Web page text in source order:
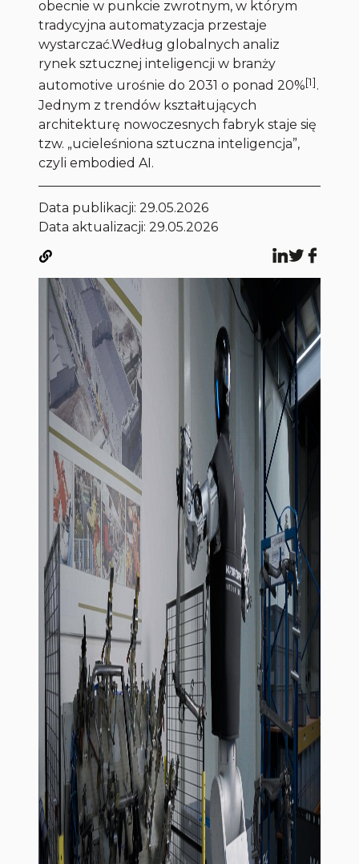
obecnie w punkcie zwrotnym, w którym
tradycyjna automatyzacja przestaje
wystarczać.Według globalnych analiz
rynek sztucznej inteligencji w branży
automotive urośnie do 2031 o ponad 20%[1].
Jednym z trendów kształtujących
architekturę nowoczesnych fabryk staje się
tzw. „ucieleśniona sztuczna inteligencja”,
czyliembodied AI.
Data publikacji:29.05.2026
Data aktualizacji: 29.05.2026